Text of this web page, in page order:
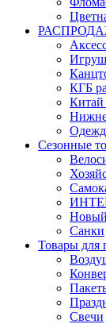
КГБ
Китай
Сезонные
Санки
Товары для
Свечи